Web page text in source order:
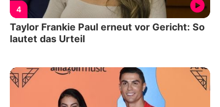
4
Taylor Frankie Paul erneut vor Gericht: So
lautet das Urteil